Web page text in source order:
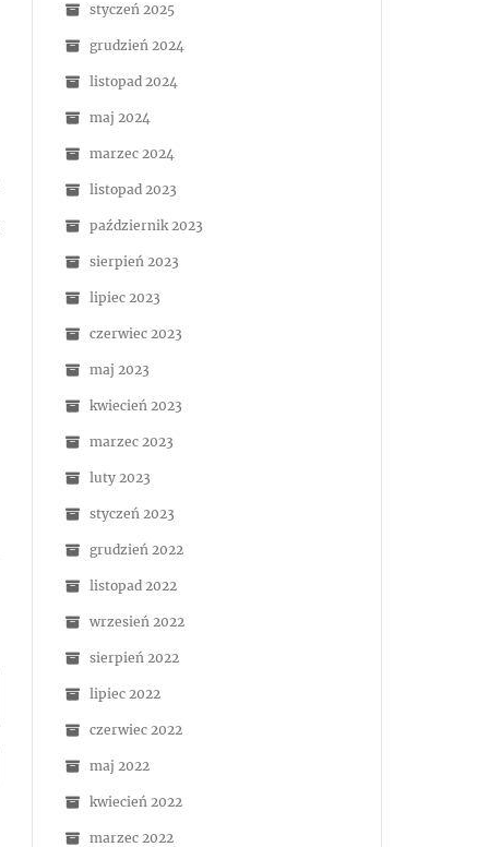
styczeń 2025
grudzień 2024
listopad 2024
maj 2024
marzec 2024
listopad 2023
październik 2023
sierpień 2023
lipiec 2023
czerwiec 2023
maj 2023
kwiecień 2023
marzec 2023
luty 2023
styczeń 2023
grudzień 2022
listopad 2022
wrzesień 2022
sierpień 2022
lipiec 2022
czerwiec 2022
maj 2022
kwiecień 2022
marzec 2022